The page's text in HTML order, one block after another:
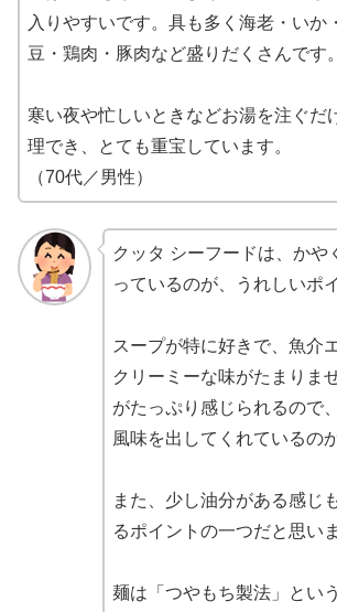
入りやすいです。具も多く海老・いか
豆・鶏肉・豚肉など盛りだくさんです。
寒い夜や忙しいときなどお湯を注ぐだ
理でき、とても重宝しています。
（70代／男性）
クッタ シーフードは、かや
っているのが、うれしいポ
スープが特に好きで、魚介
クリーミーな味がたまりま
がたっぷり感じられるので
風味を出してくれているの
また、少し油分がある感じ
るポイントの一つだと思いま
麺は「つやもち製法」とい